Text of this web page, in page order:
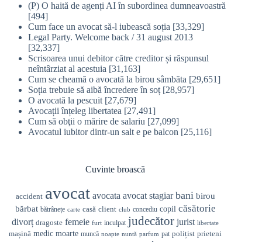
(P) O haită de agenți AI în subordinea dumneavoastră
[494]
Cum face un avocat să-l iubească soția [33,329]
Legal Party. Welcome back / 31 august 2013
[32,337]
Scrisoarea unui debitor către creditor și răspunsul
neîntârziat al acestuia [31,163]
Cum se cheamă o avocată la birou sâmbăta [29,651]
Soția trebuie să aibă încredere în soț [28,957]
O avocată la pescuit [27,679]
Avocații înțeleg libertatea [27,491]
Cum să obţii o mărire de salariu [27,099]
Avocatul iubitor dintr-un salt e pe balcon [25,116]
Cuvinte broască
accident avocat avocata avocat stagiar bani birou
bărbat bătrânețe carte casă client club concediu copil căsătorie
divorț dragoste femeie furt inculpat judecător jurist libertate
mașină medic moarte muncă noapte nuntă parfum pat polițist prieteni